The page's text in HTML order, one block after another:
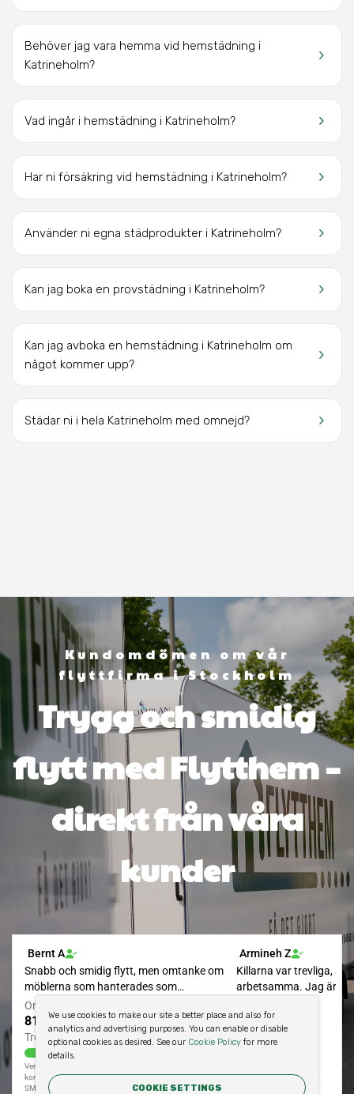
keyboard_arrow_right
Behöver jag vara hemma vid hemstädning i
Katrineholm?
keyboard_arrow_right
Vad ingår i hemstädning i Katrineholm?
keyboard_arrow_right
Har ni försäkring vid hemstädning i Katrineholm?
keyboard_arrow_right
Använder ni egna städprodukter i Katrineholm?
keyboard_arrow_right
Kan jag boka en provstädning i Katrineholm?
keyboard_arrow_right
Kan jag avboka en hemstädning i Katrineholm om
något kommer upp?
keyboard_arrow_right
Städar ni i hela Katrineholm med omnejd?
Kundomdömen om vår
flyttfirma i Stockholm
Trygg och smidig
flytt med Flytthem –
direkt från våra
kunder
We use cookies to make our site a better place and also for
analytics and advertising purposes. You can enable or disable
optional cookies as desired. See our Cookie Policyfor more
details.
COOKIE SETTINGS